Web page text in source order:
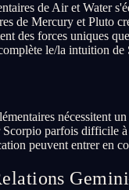
de Air et Water
de Mercury et Pluto
des forces uniques
le/la intuition de
nécessitent
parfois difficile
peuvent entrer en